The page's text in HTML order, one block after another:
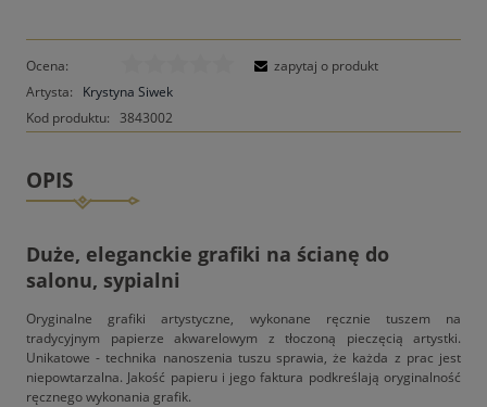
Ocena:
Artysta:
Krystyna Siwek
Kod produktu: 3843002
zapytaj o produkt
OPIS
Duże, eleganckie grafiki na ścianę do
salonu, sypialni
Oryginalne grafiki artystyczne, wykonane ręcznie tuszem na
tradycyjnym papierze akwarelowym z tłoczoną pieczęcią artystki.
Unikatowe - technika nanoszenia tuszu sprawia, że każda z prac jest
niepowtarzalna. Jakość papieru i jego faktura podkreślają oryginalność
ręcznego wykonania grafik.